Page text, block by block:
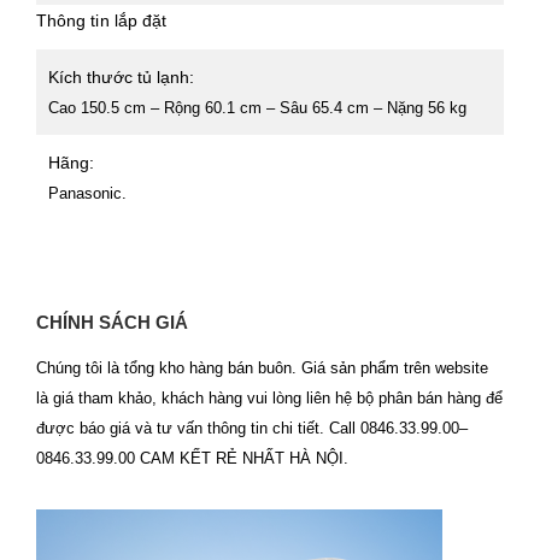
Thông tin lắp đặt
Kích thước tủ lạnh:
Cao 150.5 cm – Rộng 60.1 cm – Sâu 65.4 cm – Nặng 56 kg
Hãng:
Panasonic.
CHÍNH SÁCH GIÁ
Chúng tôi là tổng kho hàng bán buôn. Giá sản phẩm trên website
là giá tham khảo, khách hàng vui lòng liên hệ bộ phân bán hàng để
được báo giá và tư vấn thông tin chi tiết. Call 0846.33.99.00–
0846.33.99.00 CAM KẾT RẺ NHẤT HÀ NỘI.